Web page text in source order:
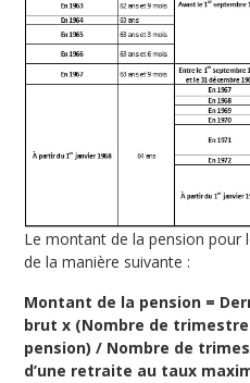
Le montant de la pension pour
de la manière suivante :
Montant de la pension =
brut x (Nombre de
pension) / Nombre de
d’une retraite au taux